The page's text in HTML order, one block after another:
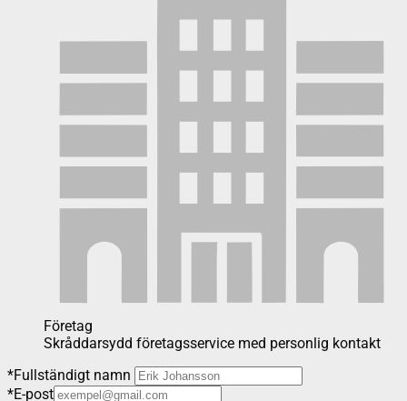
Företag
Skråddarsydd företagsservice med personlig kontakt
*Fullständigt namn
*E-post